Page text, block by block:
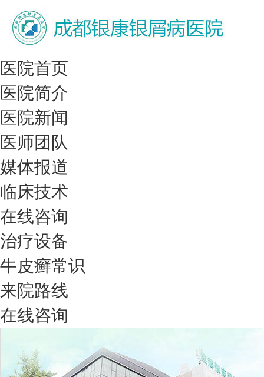
医院首页
医院简介
医院新闻
医师团队
媒体报道
临床技术
在线咨询
治疗设备
牛皮癣常识
来院路线
在线咨询